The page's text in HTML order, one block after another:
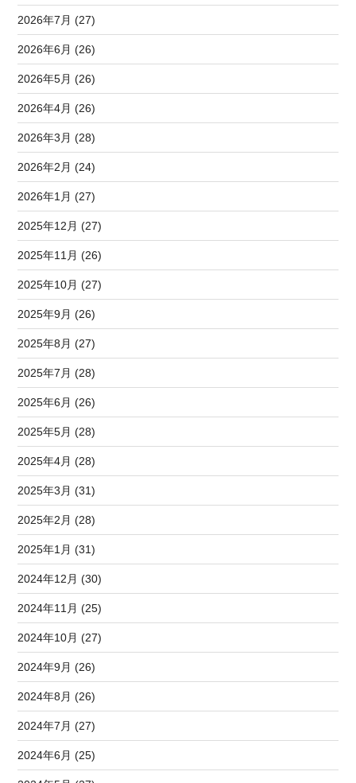
2026年7月 (27)
2026年6月 (26)
2026年5月 (26)
2026年4月 (26)
2026年3月 (28)
2026年2月 (24)
2026年1月 (27)
2025年12月 (27)
2025年11月 (26)
2025年10月 (27)
2025年9月 (26)
2025年8月 (27)
2025年7月 (28)
2025年6月 (26)
2025年5月 (28)
2025年4月 (28)
2025年3月 (31)
2025年2月 (28)
2025年1月 (31)
2024年12月 (30)
2024年11月 (25)
2024年10月 (27)
2024年9月 (26)
2024年8月 (26)
2024年7月 (27)
2024年6月 (25)